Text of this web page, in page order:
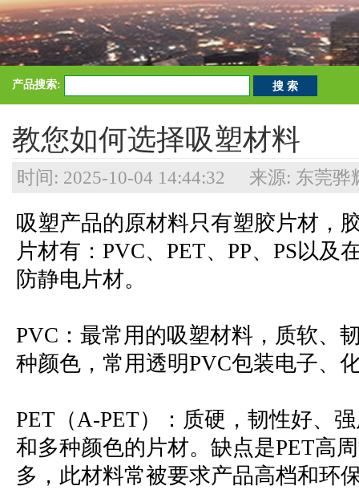
产品搜索:
教您如何选择吸塑材料
时间: 2025-10-04 14:44:32 来源: 东莞骅
吸塑产品的原材料只有塑胶片材，
片材有：PVC、PET、PP、PS以
防静电片材。
PVC：最常用的吸塑材料，质软、
种颜色，常用透明PVC包装电子、
PET（A-PET）：质硬，韧性好、
和多种颜色的片材。缺点是PET高
多，此材料常被要求产品高档和环